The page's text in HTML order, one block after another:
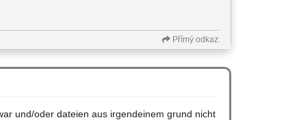
Přímý odkaz.
und/oder dateien aus irgendeinem grund nicht